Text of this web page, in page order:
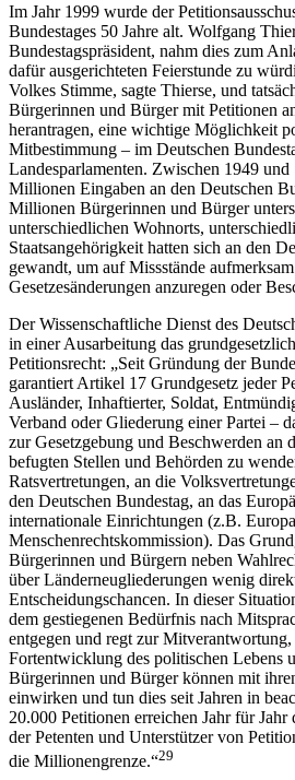
Im Jahr 1999 wurde der
Bundestages 50 Jahre alt. Wolfgang
Bundestagspräsident, nahm dies zum
dafür ausgerichteten Feierstunde zu
Volkes Stimme, sagte Thierse, und
Bürgerinnen und Bürger mit Petitionen
herantragen, eine wichtige Möglichkeit
Mitbestimmung – im Deutschen
Landesparlamenten. Zwischen 1949
Millionen Eingaben an den Deutschen
Millionen Bürgerinnen und Bürger
unterschiedlichen Wohnorts,
Staatsangehörigkeit hatten sich an den
gewandt, um auf Missstände
Gesetzesänderungen anzuregen oder
Der Wissenschaftliche Dienst des
in einer Ausarbeitung das
Petitionsrecht: „Seit Gründung der
garantiert Artikel 17 Grundgesetz jeder
Ausländer, Inhaftierter, Soldat,
Verband oder Gliederung einer Partei –
zur Gesetzgebung und Beschwerden an
befugten Stellen und Behörden zu
Ratsvertretungen, an die
den Deutschen Bundestag, an das
internationale Einrichtungen (z.B.
Menschenrechtskommission). Das
Bürgerinnen und Bürgern neben
über Länderneugliederungen wenig
Entscheidungschancen. In dieser
dem gestiegenen Bedürfnis nach
entgegen und regt zur
Fortentwicklung des politischen Lebens
Bürgerinnen und Bürger können mit
einwirken und tun dies seit Jahren in
20.000 Petitionen erreichen Jahr für
der Petenten und Unterstützer von
die Millionengrenze.“29